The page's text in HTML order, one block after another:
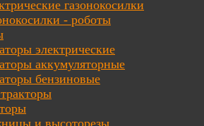
газонокосилки
- роботы
электрические
аккумуляторные
бензиновые
и высоторезы